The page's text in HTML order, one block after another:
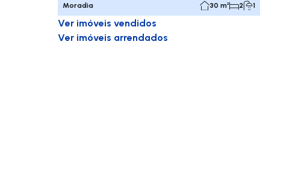
Moradia 30 m² 2 1
Ver imóveis vendidos
Ver imóveis arrendados